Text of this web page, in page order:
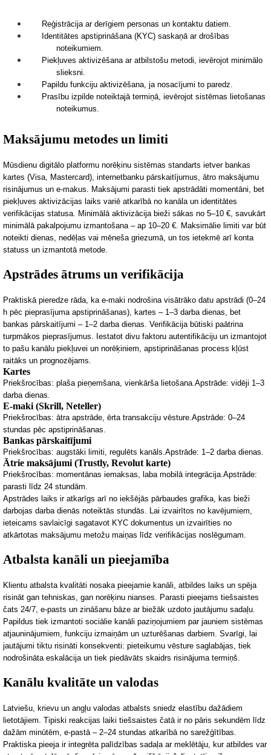
Reģistrācija ar derīgiem personas un kontaktu datiem.
Identitātes apstiprināšana (KYC) saskaņā ar drošības
noteikumiem.
Piekļuves aktivizēšana ar atbilstošu metodi, ievērojot minimālo
slieksni.
Papildu funkciju aktivizēšana, ja nosacījumi to paredz.
Prasību izpilde noteiktajā termiņā, ievērojot sistēmas lietošanas
noteikumus.
Maksājumu metodes un limiti
Mūsdienu digitālo platformu norēķinu sistēmas standarts ietver bankas
kartes (Visa, Mastercard), internetbanku pārskaitījumus, ātro maksājumu
risinājumus un e-makus. Maksājumi parasti tiek apstrādāti momentāni, bet
piekļuves aktivizācijas laiks variē atkarībā no kanāla un identitātes
verifikācijas statusa. Minimālā aktivizācija bieži sākas no 5–10 €, savukārt
minimālā pakalpojumu izmantošana – ap 10–20 €. Maksimālie limiti var būt
noteikti dienas, nedēļas vai mēneša griezumā, un tos ietekmē arī konta
statuss un izmantotā metode.
Apstrādes ātrums un verifikācija
Praktiskā pieredze rāda, ka e-maki nodrošina visātrāko datu apstrādi (0–24
h pēc pieprasījuma apstiprināšanas), kartes – 1–3 darba dienas, bet
bankas pārskaitījumi – 1–2 darba dienas. Verifikācija būtiski paātrina
turpmākos pieprasījumus. Iestatot divu faktoru autentifikāciju un izmantojot
to pašu kanālu piekļuvei un norēķiniem, apstiprināšanas process kļūst
raitāks un prognozējams.
Kartes
Priekšrocības: plaša pieņemšana, vienkārša lietošana. Apstrāde: vidēji 1–3
darba dienas.
E-maki (Skrill, Neteller)
Priekšrocības: ātra apstrāde, ērta transakciju vēsture. Apstrāde: 0–24
stundas pēc apstiprināšanas.
Bankas pārskaitījumi
Priekšrocības: augstāki limiti, regulēts kanāls. Apstrāde: 1–2 darba dienas.
Ātrie maksājumi (Trustly, Revolut karte)
Priekšrocības: momentānas iemaksas, laba mobilā integrācija. Apstrāde:
parasti līdz 24 stundām.
Apstrādes laiks ir atkarīgs arī no iekšējās pārbaudes grafika, kas bieži
darbojas darba dienās noteiktās stundās. Lai izvairītos no kavējumiem,
ieteicams savlaicīgi sagatavot KYC dokumentus un izvairīties no
atkārtotas maksājumu metožu maiņas līdz verifikācijas noslēgumam.
Atbalsta kanāli un pieejamība
Klientu atbalsta kvalitāti nosaka pieejamie kanāli, atbildes laiks un spēja
risināt gan tehniskas, gan norēķinu nianses. Parasti pieejams tiešsaistes
čats 24/7, e-pasts un zināšanu bāze ar biežāk uzdoto jautājumu sadaļu.
Papildus tiek izmantoti sociālie kanāli paziņojumiem par jauniem sistēmas
atjauninājumiem, funkciju izmaiņām un uzturēšanas darbiem. Svarīgi, lai
jautājumi tiktu risināti konsekventi: pieteikumu vēsture saglabājas, tiek
nodrošināta eskalācija un tiek piedāvāts skaidrs risinājuma termiņš.
Kanālu kvalitāte un valodas
Latviešu, krievu un angļu valodas atbalsts sniedz elastību dažādiem
lietotājiem. Tipiski reakcijas laiki tiešsaistes čatā ir no pāris sekundēm līdz
dažām minūtēm, e-pastā – 2–24 stundas atkarībā no sarežģītības.
Praktiska pieeja ir integrēta palīdzības sadaļa ar meklētāju, kur atbildes var